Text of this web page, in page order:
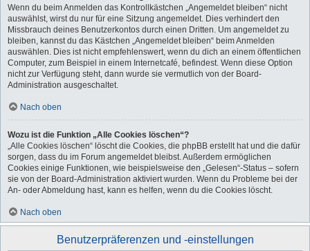
Wenn du beim Anmelden das Kontrollkästchen „Angemeldet bleiben“ nicht
auswählst, wirst du nur für eine Sitzung angemeldet. Dies verhindert den
Missbrauch deines Benutzerkontos durch einen Dritten. Um angemeldet zu
bleiben, kannst du das Kästchen „Angemeldet bleiben“ beim Anmelden
auswählen. Dies ist nicht empfehlenswert, wenn du dich an einem öffentlichen
Computer, zum Beispiel in einem Internetcafé, befindest. Wenn diese Option
nicht zur Verfügung steht, dann wurde sie vermutlich von der Board-
Administration ausgeschaltet.
Nach oben
Wozu ist die Funktion „Alle Cookies löschen“?
„Alle Cookies löschen“ löscht die Cookies, die phpBB erstellt hat und die dafür
sorgen, dass du im Forum angemeldet bleibst. Außerdem ermöglichen
Cookies einige Funktionen, wie beispielsweise den „Gelesen“-Status – sofern
sie von der Board-Administration aktiviert wurden. Wenn du Probleme bei der
An- oder Abmeldung hast, kann es helfen, wenn du die Cookies löscht.
Nach oben
Benutzerpräferenzen und -einstellungen